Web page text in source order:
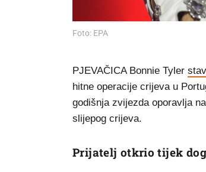
Foto: EPA
PJEVAČICA Bonnie Tyler
hitne operacije crijeva u
godišnja zvijezda oporavlja
slijepog crijeva.
Prijatelj otkrio tijek